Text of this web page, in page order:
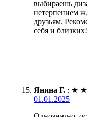
выбираешь
нетерпением
друзьям.
себя и близких!
Янина Г. : ★ ★
01.01.2025